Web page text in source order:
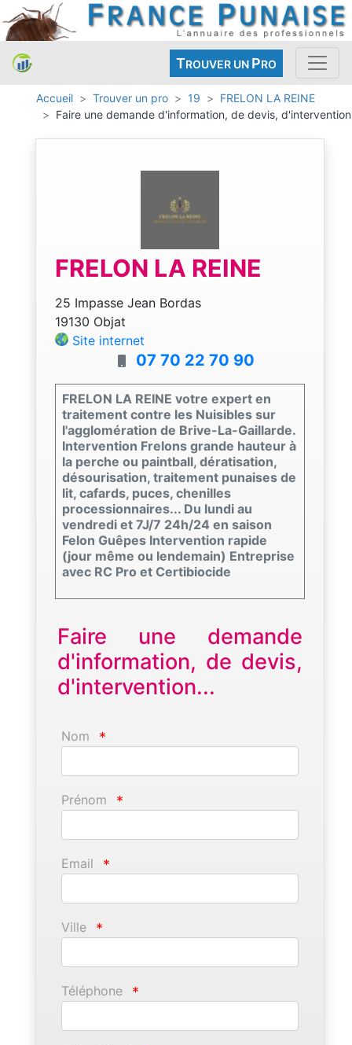
TROUVER UN PRO
Accueil Trouver un pro 19
FRELON LA REINE
Faire une demande d'information, de devis, d'intervention
FRELON LA REINE
25 Impasse Jean Bordas
19130 Objat
Site internet
07 70 22 70 90
FRELON LA REINE votre expert en
traitement contre les Nuisibles sur
l'agglomération de Brive-La-Gaillarde.
Intervention Frelons grande hauteur à
la perche ou paintball, dératisation,
désourisation, traitement punaises de
lit, cafards, puces, chenilles
processionnaires... Du lundi au
vendredi et 7J/7 24h/24 en saison
Felon Guêpes Intervention rapide
(jour même ou lendemain) Entreprise
avec RC Pro et Certibiocide
Faire une demande
d'information, de devis,
d'intervention...
Nom *
Prénom *
Email *
Ville *
Téléphone *